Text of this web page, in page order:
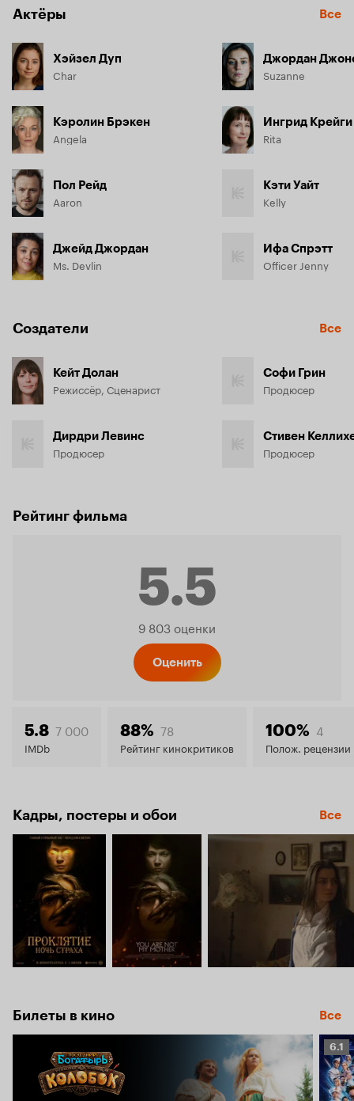
Актёры Все
Хэйзел Дуп
Char
Кэролин Брэкен
Angela
Пол Рейд
Aaron
Джейд Джордан
Ms. Devlin
Джордан
Suzanne
Ингрид Крейги
Rita
Кэти Уайт
Kelly
Ифа Спрэтт
Officer Jenny
Создатели Все
Кейт Долан
Режиссёр, Сценарист
Дирдри Левинс
Продюсер
Софи Грин
Продюсер
Стивен
Продюсер
Рейтинг фильма
5.5
Рейтинг
5.5
9 803 оценки
Оценить
5.8 7 000
IMDb
88% 78
Рейтинг кинокритиков
100% 4
Полож. рецензии
Кадры, постеры и обои Все
Билеты в кино Все
6.1
6.1